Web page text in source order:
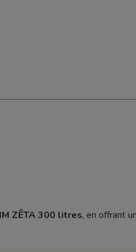
ZÊTA 300 litres, en offrant